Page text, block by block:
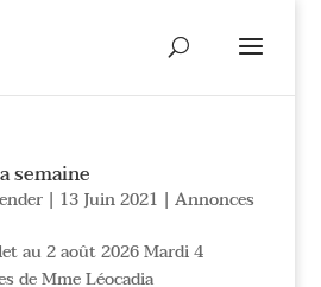
semaine
| 13 Juin 2021 | Annonces
au 2 août 2026 Mardi 4
de Mme Léocadia